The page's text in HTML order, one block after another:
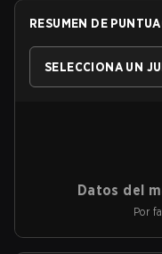
RESUMEN DE
SELECCIONA UN
Datos del
Por